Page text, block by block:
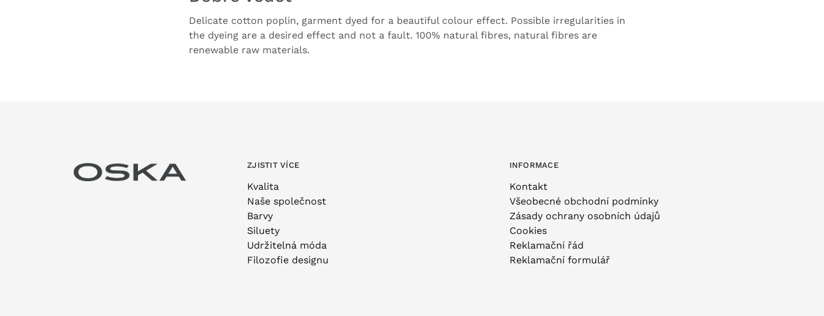
Delicate cotton poplin, garment dyed for a beautiful colour effect. Possible irregularities in
the dyeing are a desired effect and not a fault. 100% natural fibres, natural fibres are
renewable raw materials.
ZJISTIT VÍCE
Kvalita
Naše společnost
Barvy
Siluety
Udržitelná móda
Filozofie designu
INFORMACE
Kontakt
Všeobecné obchodní podmínky
Zásady ochrany osobních údajů
Cookies
Reklamační řád
Reklamační formulář